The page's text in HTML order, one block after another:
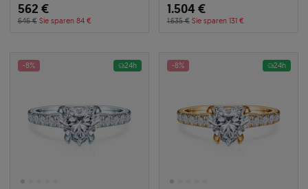
562 €
646 € Sie sparen 84 €
1.504 €
1.635 € Sie sparen 131 €
-8% 24h -8% 24h